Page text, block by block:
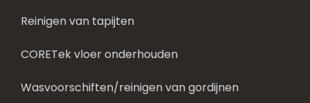
Reinigen van tapijten
CORETek vloer onderhouden
Wasvoorschiften/reinigen van gordijnen